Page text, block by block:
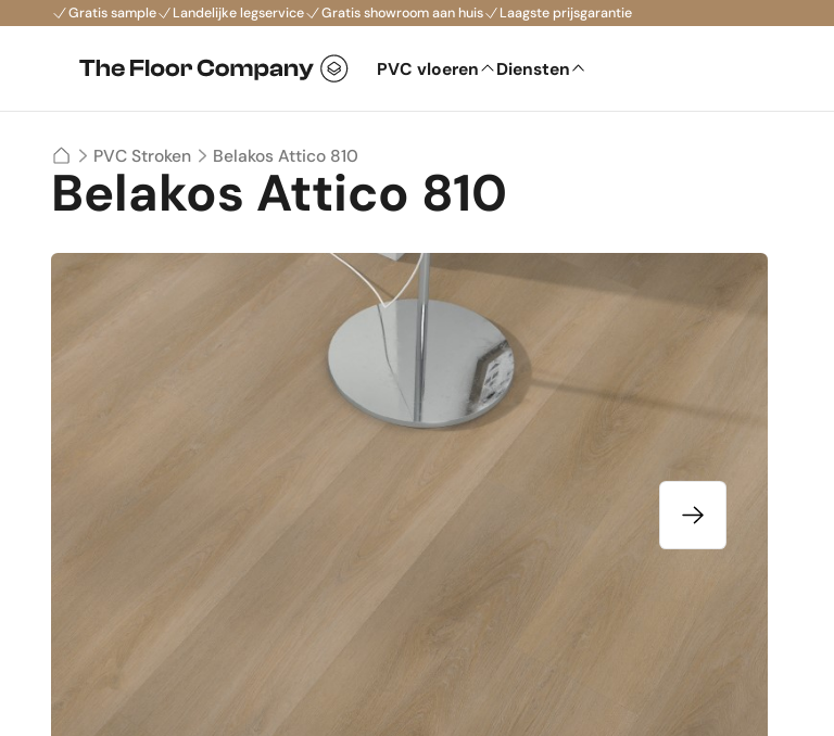
Gratis sample Landelijke legservice Gratis showroom aan huis Laagste prijsgarantie
PVC vloeren Diensten
PVC Stroken Belakos Attico 810
Belakos Attico 810